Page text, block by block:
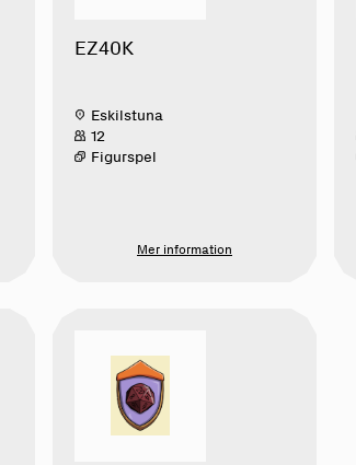
EZ40K
Eskilstuna
12
Figurspel
Mer information